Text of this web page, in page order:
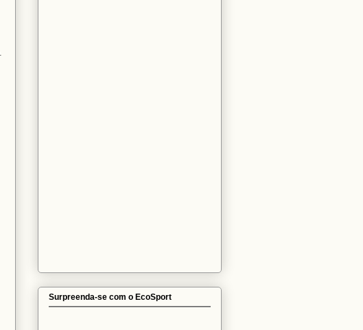
Surpreenda-se com o EcoSport